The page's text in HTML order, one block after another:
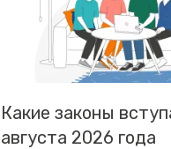
Какие законы
августа 2026 года